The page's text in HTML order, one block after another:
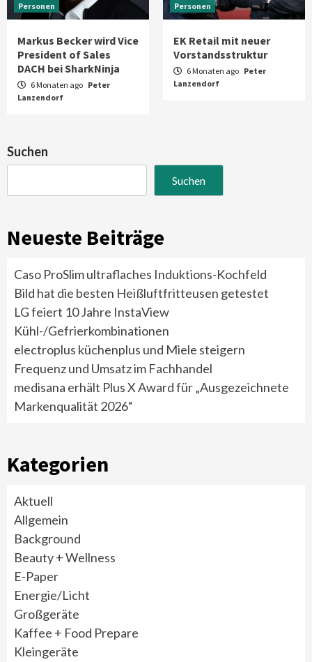
Personen
Markus Becker wird Vice
President of Sales
DACH bei SharkNinja
6 Monaten ago Peter
Lanzendorf
Personen
EK Retail mit neuer
Vorstandsstruktur
6 Monaten ago Peter
Lanzendorf
Suchen
Suchen
Neueste Beiträge
Caso ProSlim ultraflaches Induktions-Kochfeld
Bild hat die besten Heißluftfritteusen getestet
LG feiert 10 Jahre InstaView
Kühl-/Gefrierkombinationen
electroplus küchenplus und Miele steigern
Frequenz und Umsatz im Fachhandel
medisana erhält Plus X Award für „Ausgezeichnete
Markenqualität 2026“
Kategorien
Aktuell
Allgemein
Background
Beauty + Wellness
E-Paper
Energie/Licht
Großgeräte
Kaffee + Food Prepare
Kleingeräte